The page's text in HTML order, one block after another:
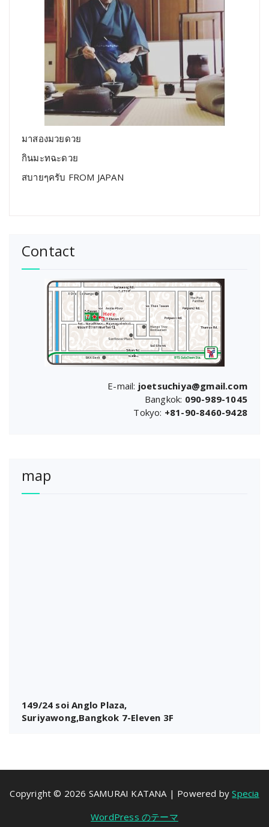
มาสองมวยดวย
กินมะทฉะดวย
สบายๆครับ FROM JAPAN
Contact
E-mail: joetsuchiya@gmail.com
Bangkok: 090-989-1045
Tokyo: +81-90-8460-9428
map
149/24 soi Anglo Plaza,
Suriyawong,Bangkok 7-Eleven 3F
Copyright © 2026 SAMURAI KATANA | Powered bySpecia
WordPress のテーマ